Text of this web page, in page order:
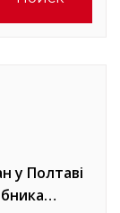
у Полтаві